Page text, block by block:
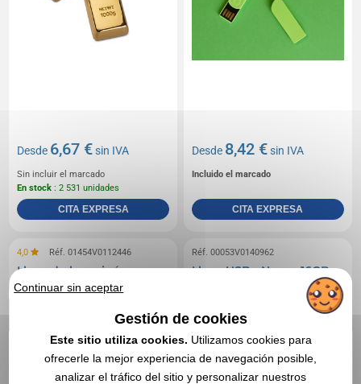
Desde 6,67 €sin IVA
Sin incluir el marcado
En stock : 2 531 unidades
CITA EXPRESA
Desde 8,42 €sin IVA
Incluido el marcado
CITA EXPRESA
4,0 Réf. 01454V0112446
Llave de hormigón -
república
Réf. 00053V0140962
Llave USB - Nosux 16GB
Continuar sin aceptar
Gestión de cookies
Este sitio utiliza cookies. Utilizamos cookies para
ofrecerle la mejor experiencia de navegación posible,
analizar el tráfico del sitio y personalizar nuestros